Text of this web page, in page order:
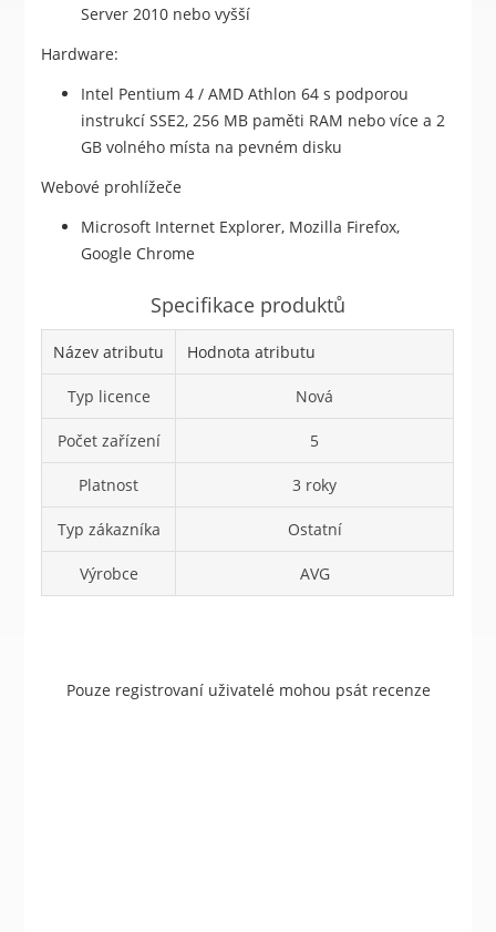
Server 2010 nebo vyšší
Hardware:
Intel Pentium 4 / AMD Athlon 64 s podporou
instrukcí SSE2, 256 MB paměti RAM nebo více a 2
GB volného místa na pevném disku
Webové prohlížeče
Microsoft Internet Explorer, Mozilla Firefox,
Google Chrome
Specifikace produktů
Název atributu Hodnota atributu
Typ licence Nová
Počet zařízení 5
Platnost 3 roky
Typ zákazníka Ostatní
Výrobce AVG
Pouze registrovaní uživatelé mohou psát recenze